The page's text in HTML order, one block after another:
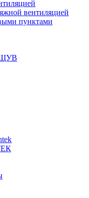
вентиляцией
пунктами
ЩУВ